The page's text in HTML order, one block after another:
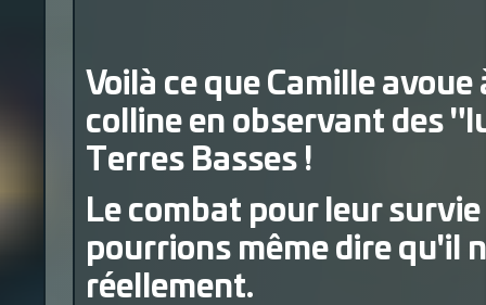
Voilà ce que Camille
colline en observant des
Terres Basses !
Le combat pour leur
pourrions même dire qu'il
réellement.